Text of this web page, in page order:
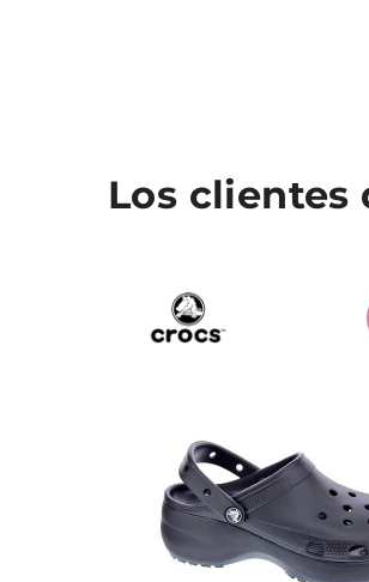
Los